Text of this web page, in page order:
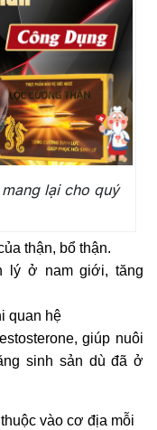
lại cho quý
thận, bổ thận.
lý ở nam giới, tăng
quan hệ
giúp nuôi
sinh sản dù đã ở
vào cơ địa mỗi